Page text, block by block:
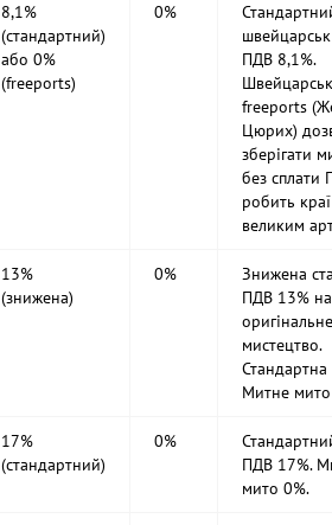
8,1%
(стандартний)
або 0%
(freeports)
0%
ПДВ 8,1%.
freeports
Цюрих)
зберігати
без сплати
робить
великим
13%
(знижена)
0%
Знижена
ПДВ 13% на
оригінальне
мистецтво.
Митне
17%
(стандартний)
0%
ПДВ 17%.
мито 0%.